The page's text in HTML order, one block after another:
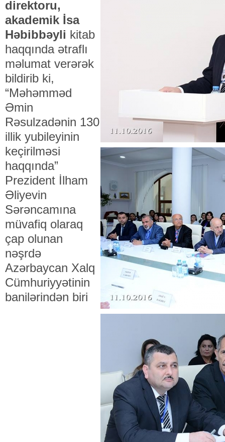
direktoru,
akademik İsa
Həbibbəyli kitab
haqqında ətraflı
məlumat verərək
bildirib ki,
“Məhəmməd
Əmin
Rəsulzadənin 130
illik yubileyinin
keçirilməsi
haqqında”
Prezident İlham
Əliyevin
Sərəncamına
müvafiq olaraq
çap olunan
nəşrdə
Azərbaycan Xalq
Cümhuriyyətinin
banilərindən biri